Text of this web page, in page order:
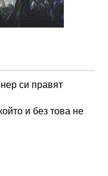
си правят
и без това не